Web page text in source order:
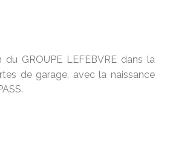
du GROUPE LEFEBVRE dans la
de garage, avec la naissance